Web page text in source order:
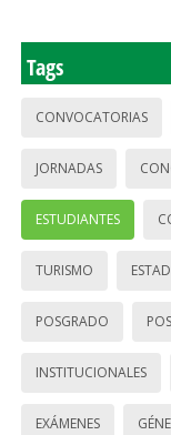
Tags
CONVOCATORIAS
JORNADAS
ESTUDIANTES
TURISMO
POSGRADO
INSTITUCIONALES
EXÁMENES